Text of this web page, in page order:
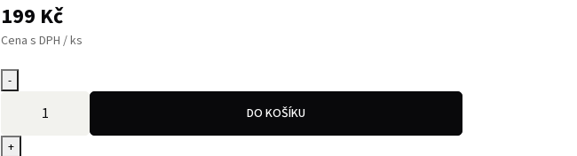
199 Kč
Cena s DPH / ks
-
+
DO KOŠÍKU